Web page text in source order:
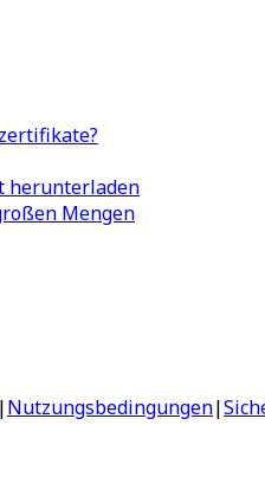
herunterladen
Mengen
|Nutzungsbedingungen|